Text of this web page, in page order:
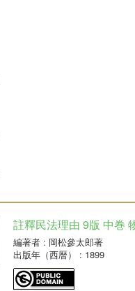
註釋民法理由 9版 中巻
編著者 : 岡松參太郎著
出版年（西暦）
: 1899